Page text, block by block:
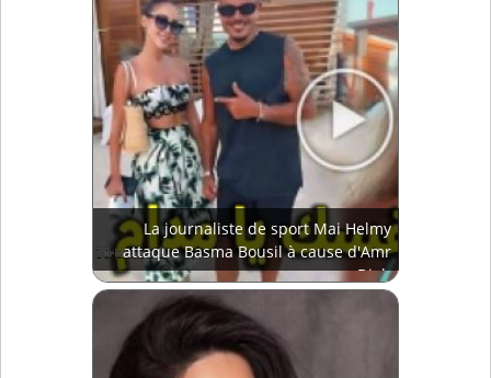
La journaliste de sport Mai Helmy
attaque Basma Bousil à cause d'Amr
Diab